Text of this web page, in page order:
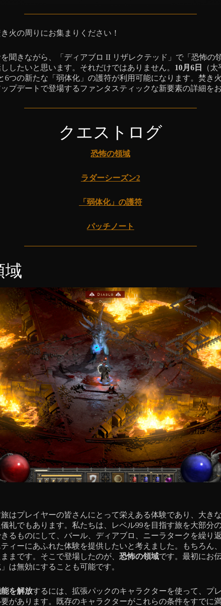
火の周りにお集まりください！
聞きながら、「ディアブロ II リザレクテッド」で「恐怖の
したいと思います。それだけではありません。 10月6日
（
6つの新たな「弱体化」の護符が利用可能になります。焚き
プデートで登場するファンタスティックな新要素の詳細を
クエストログ
恐怖の領域
ラダーシーズン2
「弱体化」の護符
パッチノート
域
はプレイヤーの皆さんにとって栄えある体験であり、大き
礼でもあります。私たちは、レベル99を目指す旅を大部分
るものにして、バール、ディアブロ、ニーラタークを繰り
ィーにあふれた体験を提供したいと考えました。もちろん
まです。そこで登場したのが、 恐怖の領域です。最初にお
は無効にすることも可能です。
を解放するには、拡張パックのキャラクターを使って、プ
があります。既存のキャラクターがこれらの条件をすでに